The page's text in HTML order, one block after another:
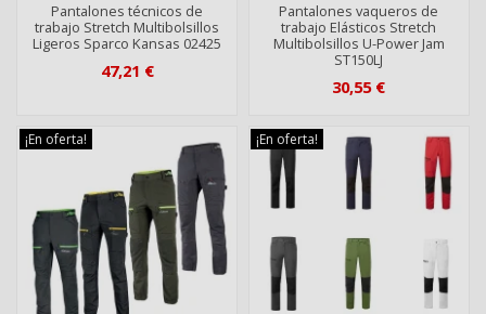
Pantalones técnicos de
trabajo Stretch Multibolsillos
Ligeros Sparco Kansas 02425
47,21 €
Pantalones vaqueros de
trabajo Elásticos Stretch
Multibolsillos U-Power Jam
ST150LJ
30,55 €
¡En oferta! ¡En oferta!